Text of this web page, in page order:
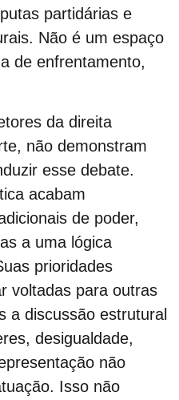
Stonewall
Roteiro Turístico Salvador das Artes
Tempo
partidárias e
Não é um espaço
de enfrentamento,
da direita
não demonstram
esse debate.
acabam
de poder,
a uma lógica
prioridades
voltadas para outras
a discussão estrutural
desigualdade,
não
Isso não